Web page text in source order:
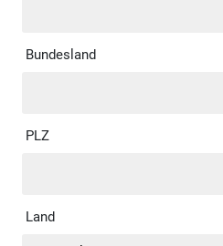
Bundesland
PLZ
Land